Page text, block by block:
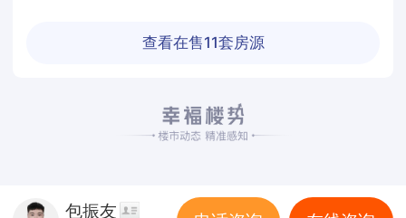
查看在售11套房源
包振友